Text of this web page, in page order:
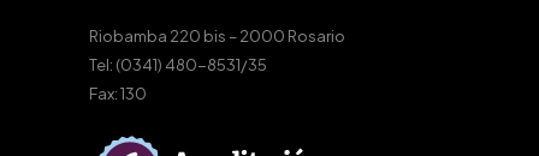
Riobamba 220 bis – 2000 Rosario
Tel: (0341) 480-8531/35
Fax: 130